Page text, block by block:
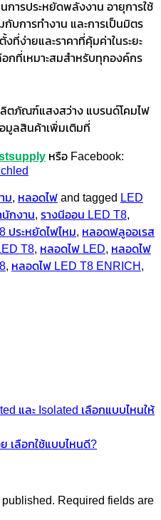
การประหยัดพลังงาน อายุการใช้
บการทำงาน และการเป็นมิตร
ง่ายและราคาที่คุ้มค่าในระยะ
กที่เหมาะสมสำหรับทุกองค์กร
ตภัณฑ์แสงสว่าง แบรนด์โคมไฟ
ลสินค้าเพิ่มเติมที่
หรือ Facebook:
ม, หลอดไฟ and tagged LED
นักงาน, รางนีออน LED T8,
ประหยัดไฟไหม, หลอดฟลูออเรส
T8, หลอดไฟ LED, หลอดไฟ
, หลอดไฟ LED T8 ENRICH ,
และ Isolated เลือกแบบไหนให้
เลือกใช้แบบไหนดี?
Required fields are